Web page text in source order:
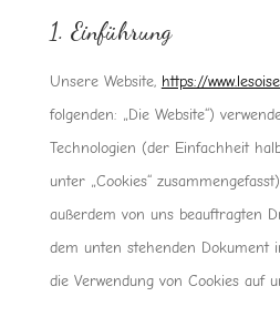
1. Einführung
Unsere Website, https://
folgenden: „Die Website“)
Technologien (der Einfachheit
unter „Cookies“
außerdem von uns beauftragten
dem unten stehenden
die Verwendung von Cookies auf